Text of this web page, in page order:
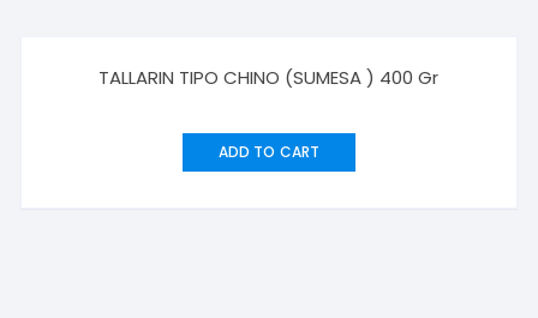
TALLARIN TIPO CHINO (SUMESA ) 400 Gr
ADD TO CART